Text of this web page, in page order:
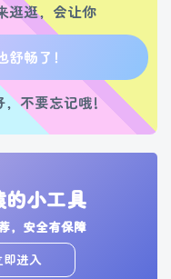
逛逛，会让你
美好了！
舒畅了！
痛了！
酸了！
，不要忘记哦!
的小工具
，安全有保障
即进入